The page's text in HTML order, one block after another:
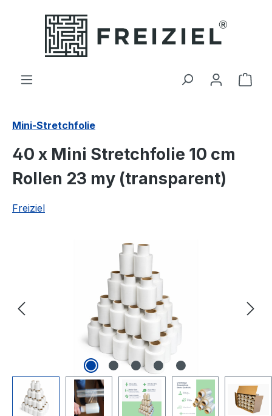
Zum Hauptinhalt springen
Mini-Stretchfolie
40 x Mini Stretchfolie 10 cm
Rollen 23 my (transparent)
Freiziel